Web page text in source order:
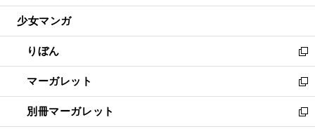
開
ウ
開
く
ン
ウ
で
開
く
ウ
ン
ド
ウ
で
開
く
し
ウ
ィ
ン
ド
ウ
で
開
少女マンガ
りぼん
新
し
い
ウ
ィ
マーガレット
新
し
い
別冊マーガレット
新